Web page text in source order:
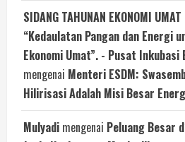
SIDANG TAHUNAN EKONOMI
“Kedaulatan Pangan dan Energi
Ekonomi Umat”. - Pusat Inkubasi
mengenai Menteri ESDM:
Hilirisasi Adalah Misi Besar
Mulyadi mengenai Peluang Besar